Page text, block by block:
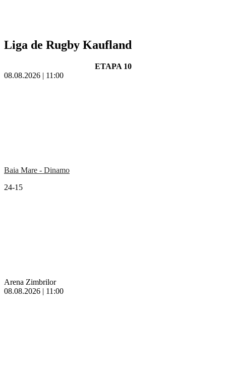
Liga de Rugby Kaufland
ETAPA 10
08.08.2026 | 11:00
Baia Mare - Dinamo
24-15
Arena Zimbrilor
08.08.2026 | 11:00